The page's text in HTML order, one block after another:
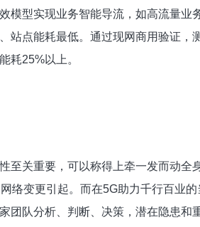
模型实现业务智能导流，如高流量业
站点能耗最低。通过现网商用验证，
耗25%以上。
至关重要，可以称得上牵一发而动全
络变更引起。而在5G助力千行百业
团队分析、判断、决策，潜在隐患和